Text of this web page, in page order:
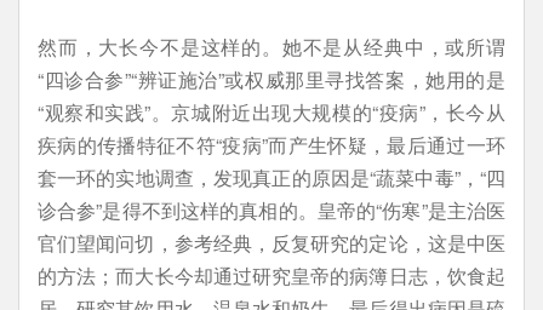
然而，大长今不是这样的。她不是从经典中，或所谓
“四诊合参”“辨证施治”或权威那里寻找答案，她用的是
“观察和实践”。京城附近出现大规模的“疫病”，长今从
疾病的传播特征不符“疫病”而产生怀疑，最后通过一环
套一环的实地调查，发现真正的原因是“蔬菜中毒”，“四
诊合参”是得不到这样的真相的。皇帝的“伤寒”是主治医
官们望闻问切，参考经典，反复研究的定论，这是中医
的方法；而大长今却通过研究皇帝的病簿日志，饮食起